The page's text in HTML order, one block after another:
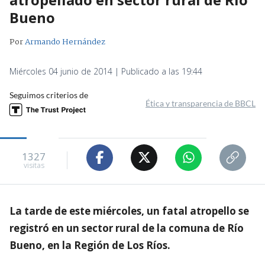
Bueno
PorArmando Hernández
Miércoles 04 junio de 2014 | Publicado a las 19:44
Seguimos criterios de
Ética y transparencia de BBCL
1327
visitas
La tarde de este miércoles, un fatal atropello se
registró en un sector rural de la comuna de Río
Bueno, en la Región de Los Ríos.